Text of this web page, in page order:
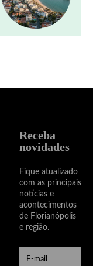
Receba
novidades
Fique atualizado
com as principais
notícias e
acontecimentos
de Florianópolis
e região.